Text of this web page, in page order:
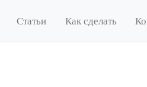
Статьи Как сделать